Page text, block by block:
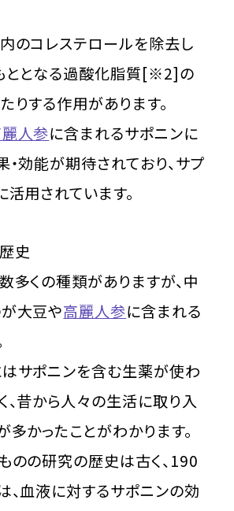
のコレステロールを除去し
ととなる過酸化脂質[※2]の
りする作用があります。
人参に含まれるサポニンに
・効能が期待されており、サプ
活用されています。
史
多くの種類がありますが、中
大豆や高麗人参に含まれる
サポニンを含む生薬が使わ
、昔から人々の生活に取り入
多かったことがわかります。
のの研究の歴史は古く、190
、血液に対するサポニンの効